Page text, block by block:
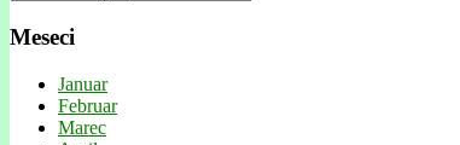
Meseci
Januar
Februar
Marec